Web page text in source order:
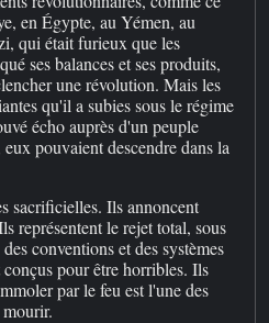
en Égypte, au Yémen, au
qui était furieux que les
ses balances et ses produits,
une révolution. Mais les
qu'il a subies sous le régime
écho auprès d'un peuple
pouvaient descendre dans la
sacrificielles. Ils annoncent
représentent le rejet total, sous
conventions et des systèmes
pour être horribles. Ils
par le feu est l'une des